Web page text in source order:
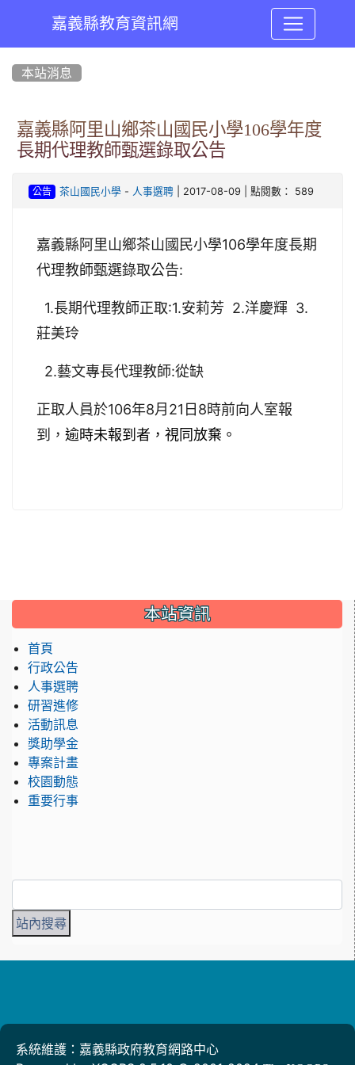
嘉義縣教育資訊網
本站消息
嘉義縣阿里山鄉茶山國民小學106學年度
長期代理教師甄選錄取公告
公告 茶山國民小學- 人事選聘| 2017-08-09 | 點閱數： 589
嘉義縣阿里山鄉茶山國民小學106學年度長期
代理教師甄選錄取公告:
1.長期代理教師正取:1.安莉芳 2.洋慶輝 3.
莊美玲
2.藝文專長代理教師:從缺
正取人員於106年8月21日8時前向人室報
到， 逾時未報到者，視同放棄。
::: 本站資訊
首頁
行政公告
人事選聘
研習進修
活動訊息
獎助學金
專案計畫
校園動態
重要行事
系統維護：嘉義縣政府教育網路中心